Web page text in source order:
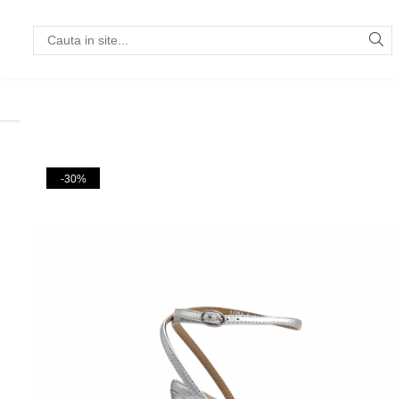
Incaltaminte
Sandale cu toc
-30%